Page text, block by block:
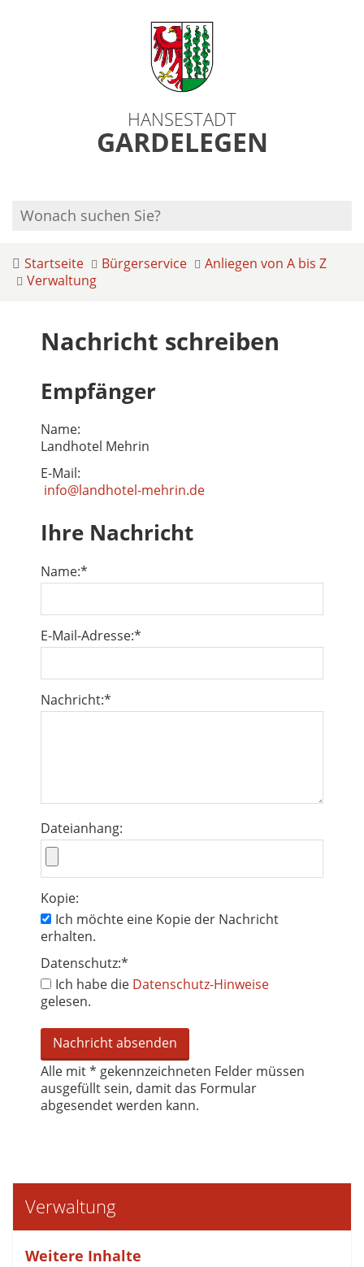
HANSESTADT
GARDELEGEN
Startseite Bürgerservice
Anliegen von A bis Z
Verwaltung
Nachricht schreiben
Empfänger
Name:
Landhotel Mehrin
E-Mail:
info@landhotel-mehrin.de
Ihre Nachricht
Name:*
E-Mail-Adresse:*
Nachricht:*
Dateianhang:
Kopie:
Ich möchte eine Kopie der Nachricht
erhalten.
Datenschutz:*
Ich habe die Datenschutz-Hinweise
gelesen.
Alle mit* gekennzeichneten Felder müssen
ausgefüllt sein, damit das Formular
abgesendet werden kann.
Verwaltung
Weitere Inhalte